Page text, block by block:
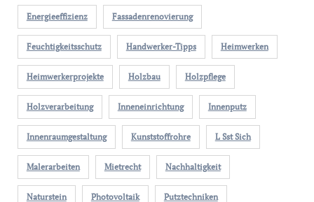
Energieeffizienz Fassadenrenovierung
Feuchtigkeitsschutz Handwerker-Tipps Heimwerken
Heimwerkerprojekte Holzbau Holzpflege
Holzverarbeitung Inneneinrichtung Innenputz
Innenraumgestaltung Kunststoffrohre L Sst Sich
Malerarbeiten Mietrecht Nachhaltigkeit
Naturstein Photovoltaik Putztechniken